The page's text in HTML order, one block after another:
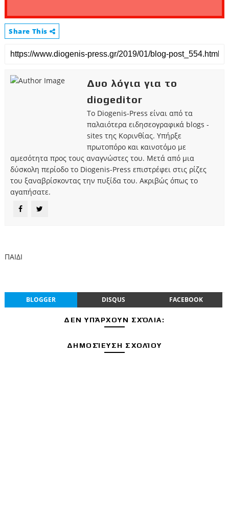
Share This
Δυο λόγια για το
diogeditor
Το Diogenis-Press είναι από τα
παλαιότερα ειδησεογραφικά blogs -
sites της Κορινθίας. Υπήρξε
πρωτοπόρο και καινοτόμο με
αμεσότητα προς τους αναγνώστες του. Μετά από μια
δύσκολη περίοδο το Diogenis-Press επιστρέφει στις ρίζες
του ξαναβρίσκοντας την πυξίδα του. Ακριβώς όπως το
αγαπήσατε.
ΠΑΙΔΙ
BLOGGER DISQUS FACEBOOK
ΔΕΝ ΥΠΆΡΧΟΥΝ ΣΧΌΛΙΑ:
ΔΗΜΟΣΊΕΥΣΗ ΣΧΟΛΊΟΥ